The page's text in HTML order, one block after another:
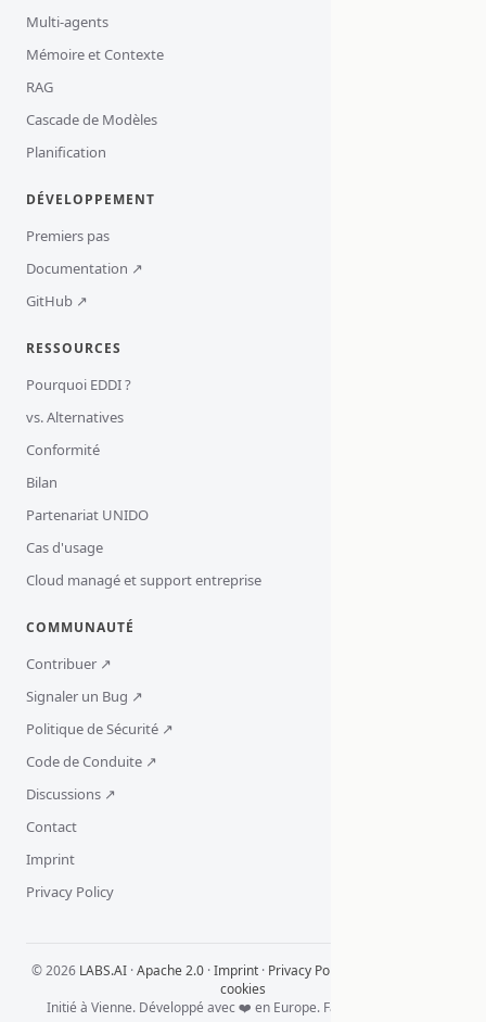
Multi-agents
Mémoire et Contexte
RAG
Cascade de Modèles
Planification
DÉVELOPPEMENT
Premiers pas
Documentation ↗
GitHub ↗
RESSOURCES
Pourquoi EDDI ?
vs. Alternatives
Conformité
Bilan
Partenariat UNIDO
Cas d'usage
Cloud managé et support entreprise
COMMUNAUTÉ
Contribuer ↗
Signaler un Bug ↗
Politique de Sécurité ↗
Code de Conduite ↗
Discussions ↗
Contact
Imprint
Privacy Policy
© 2026 LABS.AI·Apache 2.0·Imprint· Privacy Policy
cookies
Initié à Vienne. Développé avec ❤️ en Europe. Fait pour le monde.